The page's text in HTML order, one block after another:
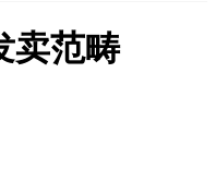
卖范畴